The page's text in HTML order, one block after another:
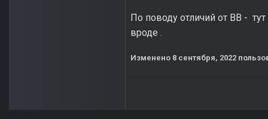
По поводу отличий от ВВ -
вроде .
Изменено 8 сентября, 2022